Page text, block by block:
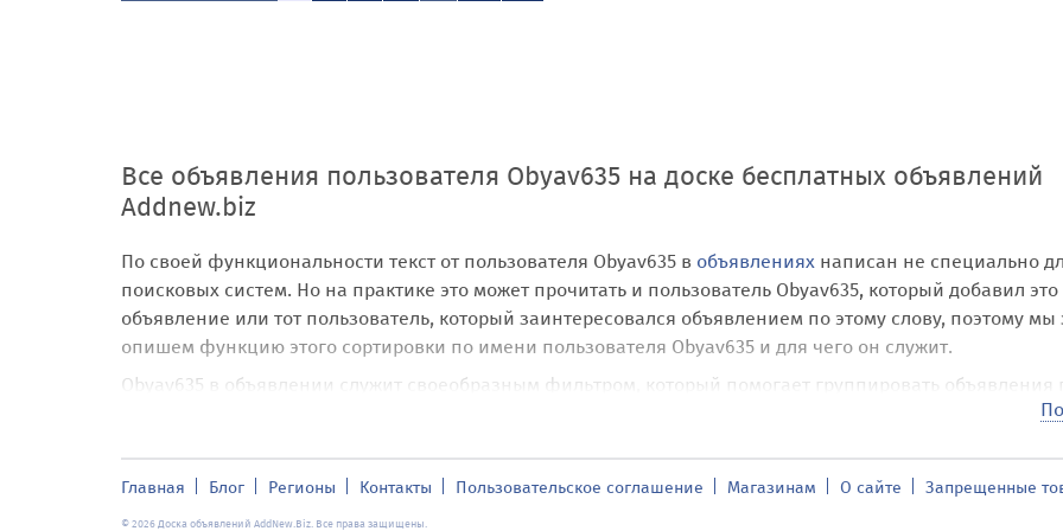
Все объявления пользователя Obyav635 на доске бесплатных объявлений
Addnew.biz
По своей функциональности текст от пользователя Obyav635 в объявлениях написан не специально
поисковых систем. Но на практике это может прочитать и пользователь Obyav635, который добавил это
объявление или тот пользователь, который заинтересовался объявлением по этому слову, поэтому мы
опишем функцию этого сортировки по имени пользователя Obyav635 и для чего он служит.
Obyav635 в объявлении служит своеобразным фильтром, который помогает группировать объявления
определенному признаку, при чем этот признак присвоен самим посетителем нашего сайта и его
самостоятельная сущность, которая относится только к объявлению или группе объявлений. Таким
Главная Блог Регионы Контакты Пользовательское соглашение Магазинам О сайте Запрещенные
© 2026 Доска объявлений AddNew.Biz. Все права защищены.